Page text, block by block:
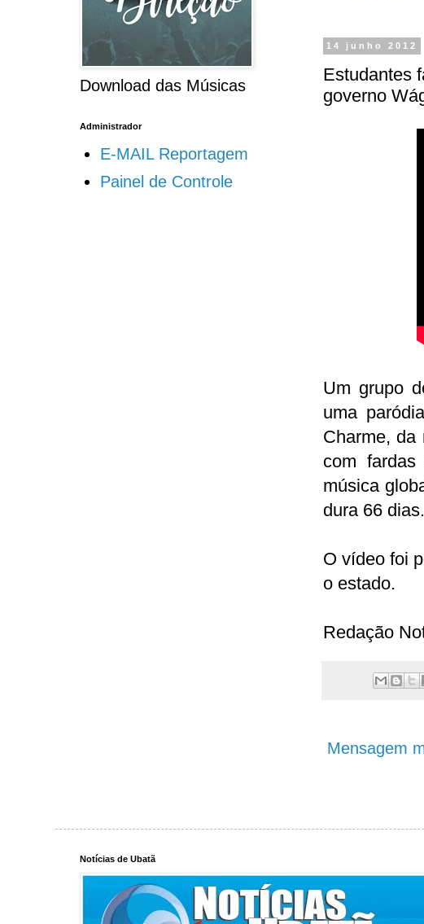
14 junho 2012
Estudantes
governo
Um grupo
uma
Charme, da
com
música
dura 66 dias.
O vídeo foi
o estado.
Redação
Mensagem
Download das Músicas
Administrador
E-MAIL Reportagem
Painel de Controle
Notícias de Ubatã